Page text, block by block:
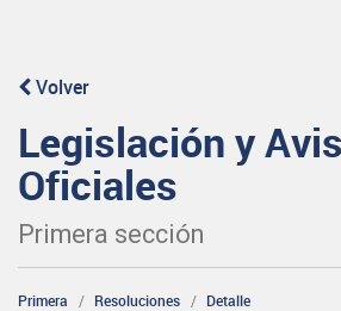
Volver
Legislación y
Oficiales
Primera sección
Primera Resoluciones Detalle